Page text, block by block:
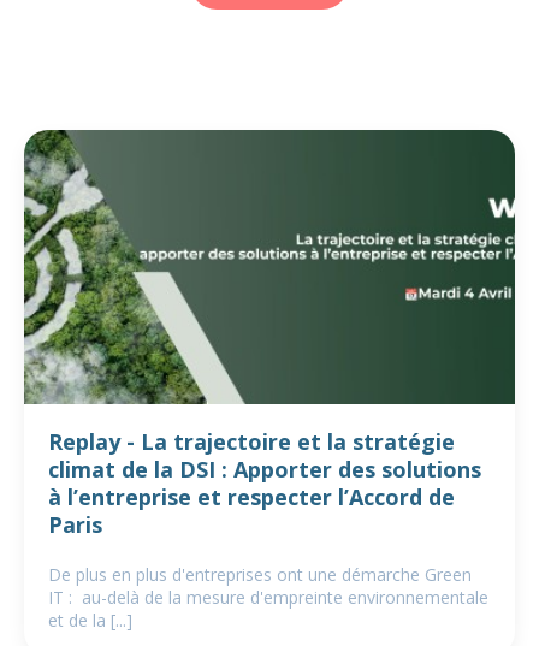
Replay - La trajectoire et la stratégie
climat de la DSI : Apporter des solutions
à l’entreprise et respecter l’Accord de
Paris
De plus en plus d'entreprises ont une démarche Green
IT : au-delà de la mesure d'empreinte environnementale
et de la [...]